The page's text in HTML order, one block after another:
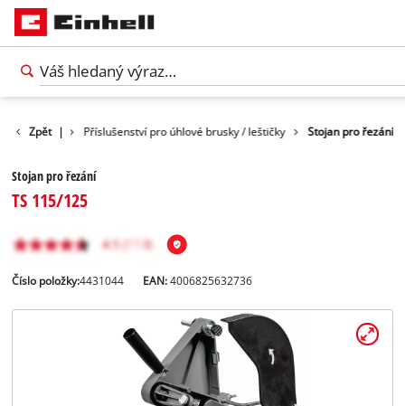
Zpět |
nářadí Příslušenství pro úhlové brusky / leštičky Stojan pro řezání
Stojan pro řezání
TS 115/125
Číslo položky:4431044 EAN:4006825632736